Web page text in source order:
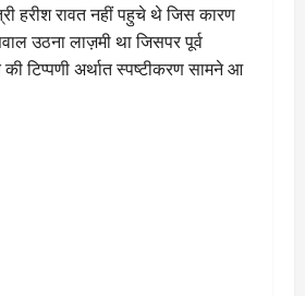
हरीश रावत नहीं पहुचे थे जिस कारण
उठना लाज़मी था जिसपर पूर्व
की टिप्पणी अर्थात स्पष्टीकरण सामने आ